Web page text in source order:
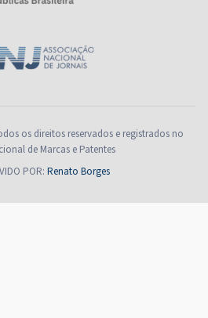
os direitos reservados e registrados no
de Marcas e Patentes
POR: Renato Borges